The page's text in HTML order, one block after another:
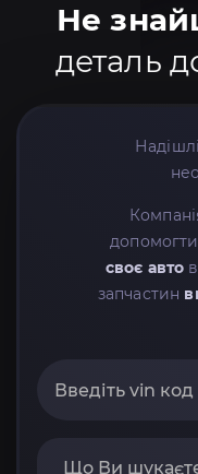
Не
деталь
своє авто
запчастин